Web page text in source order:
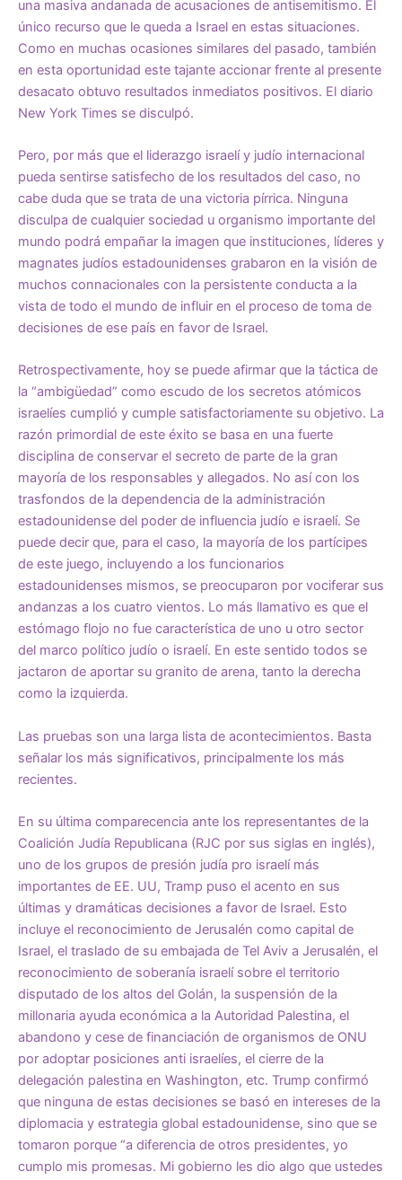
una masiva andanada de acusaciones de antisemitismo. El
único recurso que le queda a Israel en estas situaciones.
Como en muchas ocasiones similares del pasado, también
en esta oportunidad este tajante accionar frente al presente
desacato obtuvo resultados inmediatos positivos. El diario
New York Times se disculpó.
Pero, por más que el liderazgo israelí y judío internacional
pueda sentirse satisfecho de los resultados del caso, no
cabe duda que se trata de una victoria pírrica. Ninguna
disculpa de cualquier sociedad u organismo importante del
mundo podrá empañar la imagen que instituciones, líderes y
magnates judíos estadounidenses grabaron en la visión de
muchos connacionales con la persistente conducta a la
vista de todo el mundo de influir en el proceso de toma de
decisiones de ese país en favor de Israel.
Retrospectivamente, hoy se puede afirmar que la táctica de
la “ambigüedad” como escudo de los secretos atómicos
israelíes cumplió y cumple satisfactoriamente su objetivo. La
razón primordial de este éxito se basa en una fuerte
disciplina de conservar el secreto de parte de la gran
mayoría de los responsables y allegados. No así con los
trasfondos de la dependencia de la administración
estadounidense del poder de influencia judío e israelí. Se
puede decir que, para el caso, la mayoría de los partícipes
de este juego, incluyendo a los funcionarios
estadounidenses mismos, se preocuparon por vociferar sus
andanzas a los cuatro vientos. Lo más llamativo es que el
estómago flojo no fue característica de uno u otro sector
del marco político judío o israelí. En este sentido todos se
jactaron de aportar su granito de arena, tanto la derecha
como la izquierda.
Las pruebas son una larga lista de acontecimientos. Basta
señalar los más significativos, principalmente los más
recientes.
En su última comparecencia ante los representantes de la
Coalición Judía Republicana (RJC por sus siglas en inglés),
uno de los grupos de presión judía pro israelí más
importantes de EE. UU, Tramp puso el acento en sus
últimas y dramáticas decisiones a favor de Israel. Esto
incluye el reconocimiento de Jerusalén como capital de
Israel, el traslado de su embajada de Tel Aviv a Jerusalén, el
reconocimiento de soberanía israelí sobre el territorio
disputado de los altos del Golán, la suspensión de la
millonaria ayuda económica a la Autoridad Palestina, el
abandono y cese de financiación de organismos de ONU
por adoptar posiciones anti israelíes, el cierre de la
delegación palestina en Washington, etc. Trump confirmó
que ninguna de estas decisiones se basó en intereses de la
diplomacia y estrategia global estadounidense, sino que se
tomaron porque “a diferencia de otros presidentes, yo
cumplo mis promesas. Mi gobierno les dio algo que ustedes